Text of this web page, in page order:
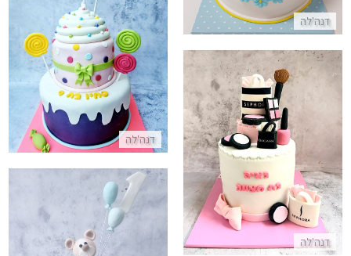
דנה'לה
דנה'לה
עוגת יום הולדת קאפקייק ענק
התקשר/י
דנה'לה
עוגת קוסמטיקה ושופינג בסאפורה
התקשר/י